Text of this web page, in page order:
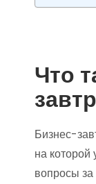
Что
Бизнес-
на
вопросы